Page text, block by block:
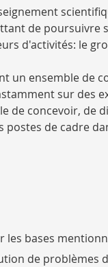
de poursuivre
d'activités: le
ensemble de
sur des
concevoir, de
de cadre
bases
de problèmes